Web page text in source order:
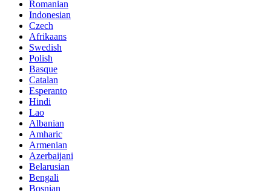
Romanian
Indonesian
Czech
Afrikaans
Swedish
Polish
Basque
Catalan
Esperanto
Hindi
Lao
Albanian
Amharic
Armenian
Azerbaijani
Belarusian
Bengali
Bosnian